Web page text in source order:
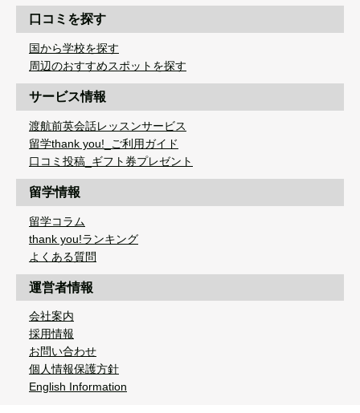
口コミを探す
国から学校を探す
周辺のおすすめスポットを探す
サービス情報
渡航前英会話レッスンサービス
留学thank you!_ご利用ガイド
口コミ投稿_ギフト券プレゼント
留学情報
留学コラム
thank you!ランキング
よくある質問
運営者情報
会社案内
採用情報
お問い合わせ
個人情報保護方針
English Information